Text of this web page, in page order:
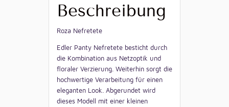
Beschreibung
Roza Nefretete
Edler Panty Nefretete besticht durch
die Kombination aus Netzoptik und
floraler Verzierung. Weiterhin sorgt die
hochwertige Verarbeitung für einen
eleganten Look. Abgerundet wird
dieses Modell mit einer kleinen